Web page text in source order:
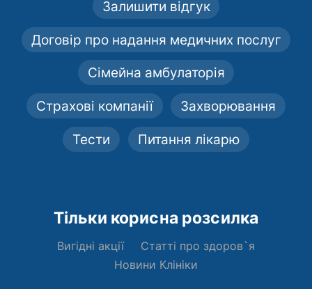
Залишити відгук
Договір про надання медичних послуг
Сімейна амбулаторія
Страхові компанії Захворювання
Тести Питання лікарю
Тільки корисна розсилка
Вигідні акції
Статті про здоров`я
Новини Клініки